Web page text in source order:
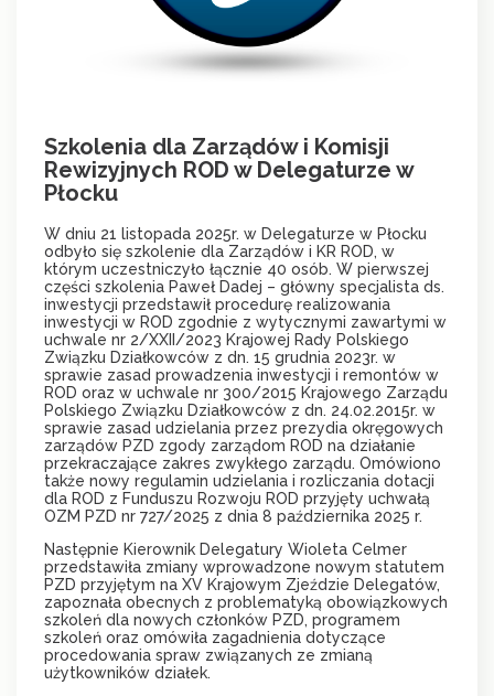
Szkolenia dla Zarządów i Komisji
Rewizyjnych ROD w Delegaturze w
Płocku
W dniu 21 listopada 2025r. w Delegaturze w Płocku
odbyło się szkolenie dla Zarządów i KR ROD, w
którym uczestniczyło łącznie 40 osób. W pierwszej
części szkolenia Paweł Dadej – główny specjalista ds.
inwestycji przedstawił procedurę realizowania
inwestycji w ROD zgodnie z wytycznymi zawartymi w
uchwale nr 2/XXII/2023 Krajowej Rady Polskiego
Związku Działkowców z dn. 15 grudnia 2023r. w
sprawie zasad prowadzenia inwestycji i remontów w
ROD oraz w uchwale nr 300/2015 Krajowego Zarządu
Polskiego Związku Działkowców z dn. 24.02.2015r. w
sprawie zasad udzielania przez prezydia okręgowych
zarządów PZD zgody zarządom ROD na działanie
przekraczające zakres zwykłego zarządu. Omówiono
także nowy regulamin udzielania i rozliczania dotacji
dla ROD z Funduszu Rozwoju ROD przyjęty uchwałą
OZM PZD nr 727/2025 z dnia 8 października 2025 r.
Następnie Kierownik Delegatury Wioleta Celmer
przedstawiła zmiany wprowadzone nowym statutem
PZD przyjętym na XV Krajowym Zjeździe Delegatów,
zapoznała obecnych z problematyką obowiązkowych
szkoleń dla nowych członków PZD, programem
szkoleń oraz omówiła zagadnienia dotyczące
procedowania spraw związanych ze zmianą
użytkowników działek.